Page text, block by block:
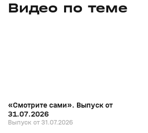
Видео по теме
31 июл, 17:10
«Смотрите сами». Выпуск от
31.07.2026
Выпуск от 31.07.2026